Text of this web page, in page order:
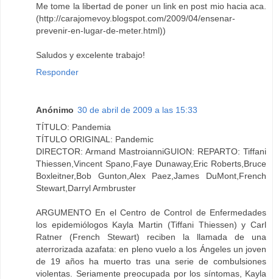
Me tome la libertad de poner un link en post mio hacia aca.
(http://carajomevoy.blogspot.com/2009/04/ensenar-
prevenir-en-lugar-de-meter.html))
Saludos y excelente trabajo!
Responder
Anónimo 30 de abril de 2009 a las 15:33
TÍTULO: Pandemia
TÍTULO ORIGINAL: Pandemic
DIRECTOR: Armand MastroianniGUION: REPARTO: Tiffani
Thiessen,Vincent Spano,Faye Dunaway,Eric Roberts,Bruce
Boxleitner,Bob Gunton,Alex Paez,James DuMont,French
Stewart,Darryl Armbruster
ARGUMENTO En el Centro de Control de Enfermedades
los epidemiólogos Kayla Martin (Tiffani Thiessen) y Carl
Ratner (French Stewart) reciben la llamada de una
aterrorizada azafata: en pleno vuelo a los Ángeles un joven
de 19 años ha muerto tras una serie de combulsiones
violentas. Seriamente preocupada por los síntomas, Kayla